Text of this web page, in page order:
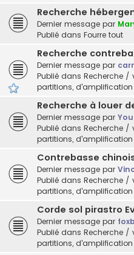
Recherche
Dernier message par
Publié dans Fourre tout
Recherche
Dernier message par
Publié dans Recherche /
partitions, d'amplification
Recherche à louer
Dernier message par
Publié dans Recherche /
partitions, d'amplification
Contrebasse
Dernier message par
Publié dans Recherche /
partitions, d'amplification
Corde sol pirastro
Dernier message par
Publié dans Recherche /
partitions, d'amplification